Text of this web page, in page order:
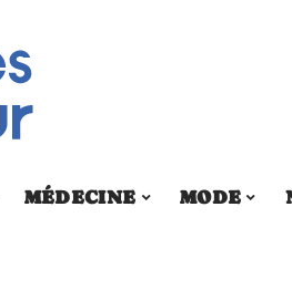
MÉDECINE MODE